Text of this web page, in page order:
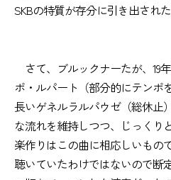
SKBの特質が存分に引き出された
さて、ブルックナーたが、19
ポ・ルパート（部分的にテンポ
長いゲネルラルパウゼ（総休止
な流れを維持しつつ、じっくり
楽作りはこの曲に相応しいもの
聴いていたわけではないので断